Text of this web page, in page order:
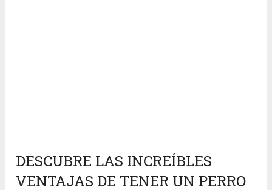
DESCUBRE LAS INCREÍBLES
VENTAJAS DE TENER UN PERRO